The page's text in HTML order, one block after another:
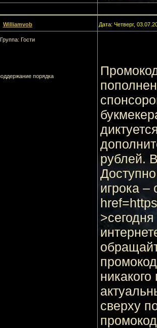
Williamvob Дата: Четверг,
Группа: Гости
рублей.
игрока –
сверху